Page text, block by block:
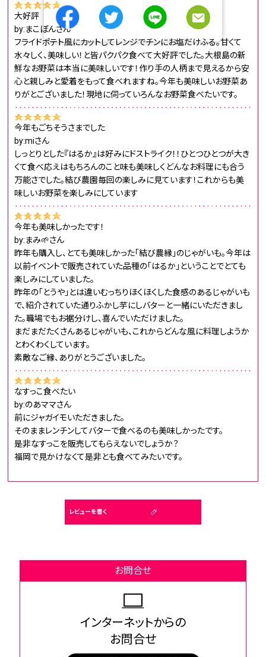
大好評
by:まこぼんさん
フライドポテト風にカットしてレンジでチンにお塩だけふる。甘くて
水々しく、美味しい！と皆パクパク食べて大好評でした。大根島の新
鮮なお野菜は本当に美味しいです！作り手の人柄まで見えるから安
心と親しみと愛着をもって食べれますね。今年も美味しいお野菜あ
りがとございました！現地に伺っていろんなお野菜食べたいです。
今年もごちそうさまでした
by:miさん
しっとりとした『はるか』は好みにドストライク！！ひとつひとつが大き
くて食べ応えはもちろんのこと味も美味しくどんなお料理にも合う
万能さでした。結び農園毎回の楽しみに見ています！これからも美
味しいお野菜を楽しみにしています
今年も美味しかったです！
by:まみ🌱さん
昨年も購入し、とても美味しかった「結び農縁」のじゃがいも。今年は
以前イベントで販売されていた品種の「はるか」ということでとても
楽しみにしていました。
昨年の「とうや」とは違いむっちりほくほくした食感のあるじゃがいも
で、紹介されていた通りふかし芋にしバターと一緒にいただきまし
た。職場でもお裾分けし、喜んでいただけました。
まだまだたくさんあるじゃがいも、これからどんな風に料理しようか
とわくわくしています。
素敵なご縁、ありがとうございました。
なすっこ食べたい
by:のあママさん
前にジャガイモいただきました。
そのままレンチンしてバターで食べるのも美味しかったです。
是非なすっこを販売してもらえないでしょうか？
福岡で見かけなくて是非とも食べてみたいです。
レビューを書く
お問合せ
インターネットからの
お問合せ